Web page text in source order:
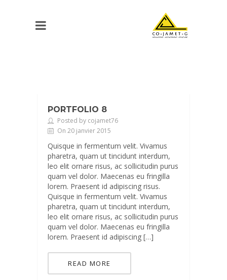
PORTFOLIO 8
Posted by cojamet76
On 20 janvier 2015
Quisque in fermentum velit. Vivamus
pharetra, quam ut tincidunt interdum,
leo elit ornare risus, ac sollicitudin purus
quam vel dolor. Maecenas eu fringilla
lorem. Praesent id adipiscing risus.
Quisque in fermentum velit. Vivamus
pharetra, quam ut tincidunt interdum,
leo elit ornare risus, ac sollicitudin purus
quam vel dolor. Maecenas eu fringilla
lorem. Praesent id adipiscing […]
READ MORE